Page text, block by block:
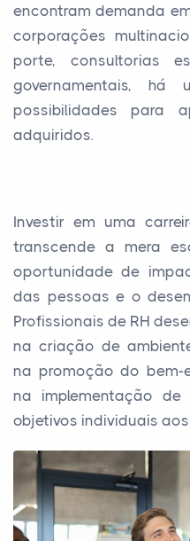
encontram demanda
corporações
porte, consultorias
governamentais,
possibilidades para
adquiridos.
Investir em uma
transcende a mera
oportunidade de
das pessoas e o
Profissionais de RH
na criação de
na promoção do bem-
na implementação
objetivos individuais